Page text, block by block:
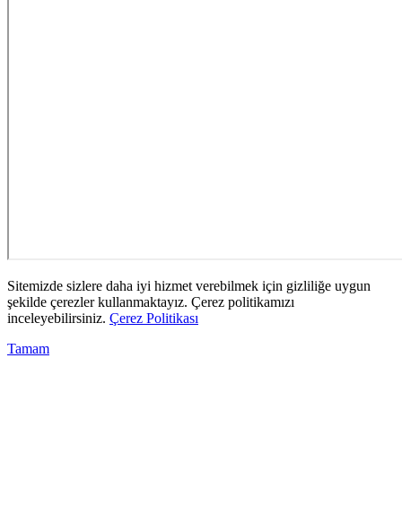
Sitemizde sizlere daha iyi hizmet verebilmek için gizliliğe uygun
şekilde çerezler kullanmaktayız. Çerez politikamızı
inceleyebilirsiniz. Çerez Politikası
Tamam